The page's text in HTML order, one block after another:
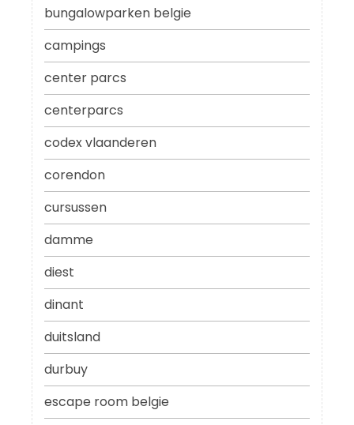
bungalowparken belgie
campings
center parcs
centerparcs
codex vlaanderen
corendon
cursussen
damme
diest
dinant
duitsland
durbuy
escape room belgie